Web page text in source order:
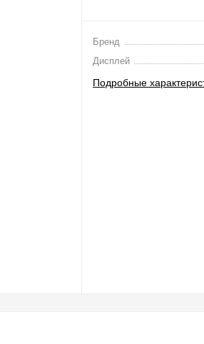
Бренд
Дисплей
Подробные